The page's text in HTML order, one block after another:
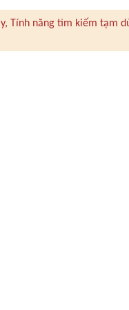
Tính năng tìm kiếm tạm